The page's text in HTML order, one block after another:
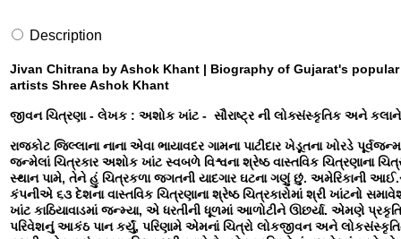
Description
Jivan Chitrana by Ashok Khant | Biography of Gujarat's
artists Shree Ashok Khant
જીવન ચિત્રણા - લેખક : અશોક ખાંટ - સૌરાષ્ટ્ર ની લોક્સંસ્કૃતિક અને
રાજકોટ જિલ્લાના નાના એવા ભાયાવદર ગામના પાટીદાર ખેડૂતના ખોરડે
જન્મેલાં ચિત્રકાર અશોક ખાંટ સ્વબળે વિશ્વના શ્રેષ્ઠ વાસ્તવિક ચિત્રણાના
સ્થાન પામે, તેને હું ચિત્રકળા જગતની યાદગાર ઘટના ગણું છું. અમેરિકાની
કંપનીએ ૬૩ દેશના વાસ્તવિક ચિત્રણાના શ્રેષ્ઠ ચિત્રકારોમાં શ્રી ખાંટનો
ખાંટ કાઠિયાવાડમાં જન્મ્યા, એ ધરતીની ધૂળમાં આળોટીને ઊછર્યા. એમણે
પરિવેશનું આકંઠ પાન કર્યું, પરિણામે એમનાં ચિત્રો લોકજીવન અને